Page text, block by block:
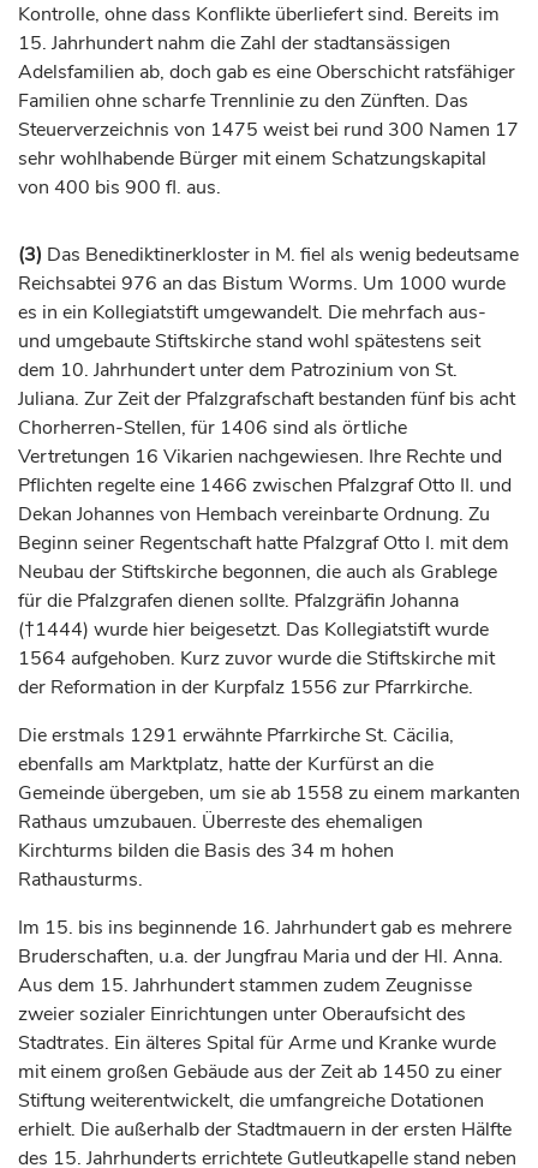
Kontrolle, ohne dass Konflikte überliefert sind. Bereits im
15. Jahrhundertnahm die Zahl der stadtansässigen
Adelsfamilien ab, doch gab es eine Oberschicht ratsfähiger
Familien ohne scharfe Trennlinie zu den Zünften. Das
Steuerverzeichnis von 1475 weist bei rund 300 Namen 17
sehr wohlhabende Bürger mit einem Schatzungskapital
von 400 bis 900 fl. aus.
(3) Das Benediktinerkloster in M. fiel als wenig bedeutsame
Reichsabtei 976 an das Bistum Worms. Um 1000 wurde
es in ein Kollegiatstift umgewandelt. Die mehrfach aus-
und umgebaute Stiftskirche stand wohl spätestens seit
dem 10. Jahrhundertunter dem Patrozinium von St.
Juliana. Zur Zeit der Pfalzgrafschaftbestanden fünf bis acht
Chorherren-Stellen, für 1406 sind als örtliche
Vertretungen 16 Vikarien nachgewiesen. Ihre Rechte und
Pflichten regelte eine 1466 zwischen PfalzgrafOtto II. und
Dekan Johannes von Hembach vereinbarte Ordnung. Zu
Beginn seiner Regentschaft hatte PfalzgrafOtto I. mit dem
Neubau der Stiftskirche begonnen, die auch als Grablege
für die Pfalzgrafen dienen sollte. Pfalzgräfin Johanna
(†1444) wurde hier beigesetzt. Das Kollegiatstift wurde
1564 aufgehoben. Kurz zuvor wurde die Stiftskirche mit
der Reformation in der Kurpfalz 1556 zur Pfarrkirche.
Die erstmals 1291 erwähnte Pfarrkirche St. Cäcilia,
ebenfalls am Marktplatz, hatte der Kurfürstan die
Gemeinde übergeben, um sie ab 1558 zu einem markanten
Rathaus umzubauen. Überreste des ehemaligen
Kirchturms bilden die Basis des 34 m hohen
Rathausturms.
Im 15. bis ins beginnende 16. Jahrhundertgab es mehrere
Bruderschaften, u.a. der Jungfrau Maria und der Hl. Anna.
Aus dem 15. Jahrhundertstammen zudem Zeugnisse
zweier sozialer Einrichtungen unter Oberaufsicht des
Stadtrates. Ein älteres Spital für Arme und Kranke wurde
mit einem großen Gebäude aus der Zeit ab 1450 zu einer
Stiftung weiterentwickelt, die umfangreiche Dotationen
erhielt. Die außerhalb der Stadtmauern in der ersten Hälfte
des 15. Jahrhunderts errichtete Gutleutkapelle stand neben